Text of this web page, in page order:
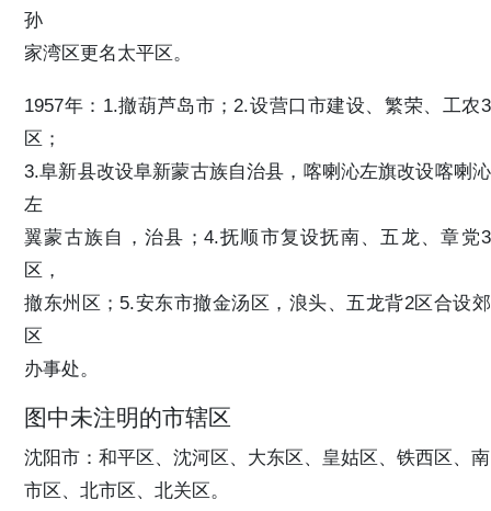
孙
家湾区更名太平区。
1957年：1.撤葫芦岛市；2.设营口市建设、繁荣、工农3
区；
3.阜新县改设阜新蒙古族自治县，喀喇沁左旗改设喀喇沁
左
翼蒙古族自，治县；4.抚顺市复设抚南、五龙、章党3
区，
撤东州区；5.安东市撤金汤区，浪头、五龙背2区合设郊
区
办事处。
图中未注明的市辖区
沈阳市：和平区、沈河区、大东区、皇姑区、铁西区、南
市区、北市区、北关区。